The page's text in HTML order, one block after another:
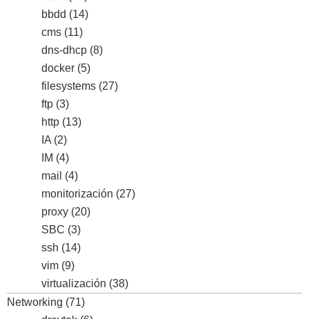
bbdd (14)
cms (11)
dns-dhcp (8)
docker (5)
filesystems (27)
ftp (3)
http (13)
IA (2)
IM (4)
mail (4)
monitorización (27)
proxy (20)
SBC (3)
ssh (14)
vim (9)
virtualización (38)
Networking (71)